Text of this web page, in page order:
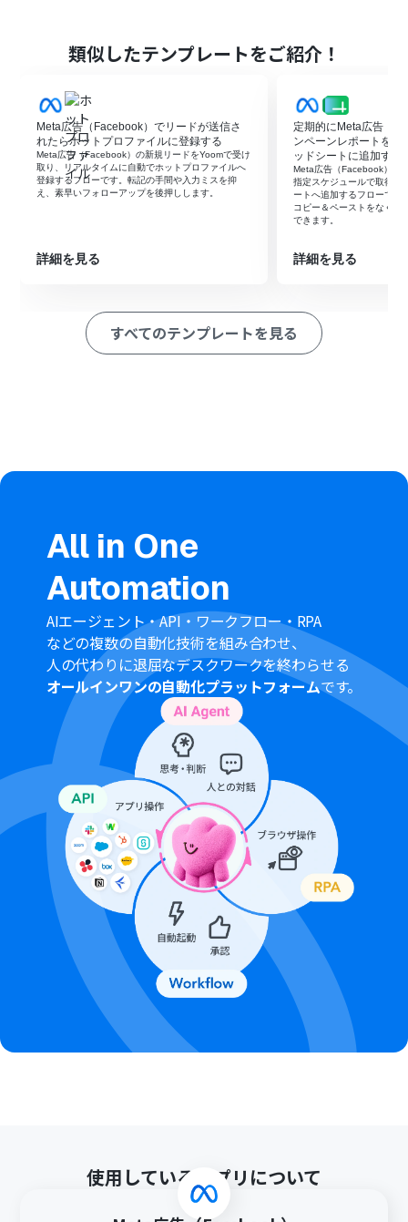
Meta広告（Facebook）に登録されたリード情報を直ぐに共有
することで、顧客からの問い合わせに対して迅速に対応するこ
とができ顧客満足の向上に繋がります。
LINE WORKSのトークルームに通知することで、チーム全体で
リード情報を共有して迅速な対応が可能になります。Meta広告
（Facebook）に登録されたリード情報をLINE WORKSで共有す
ることにより、チームメンバー間での情報連携がスムーズにな
り、効率的なリードナーチャリングに繋がります。
軟に対応することができます。
類似したテンプレートをご紹介！
Meta広告（Facebook）でリードが送信さ
れたらホットプロファイルに登録する
Meta広告（Facebook）の新規リードをYoomで受け
取り、リアルタイムに自動でホットプロファイルへ
登録するフローです。転記の手間や入力ミスを抑
え、素早いフォローアップを後押しします。
詳細を見る
定期的にMeta広告（
ンペーンレポートを取
ッドシートに追加する
Meta広告（Facebook）の
指定スケジュールで取得し
ートへ追加するフローです
コピー＆ペーストをなくし
できます。
詳細を見る
すべてのテンプレートを見る
All in One
Automation
AIエージェント・API・ワークフロー・RPA
などの複数の自動化技術を組み合わせ、
人の代わりに退屈なデスクワークを終わらせる
オールインワンの自動化プラットフォームです。
使用しているアプリについて